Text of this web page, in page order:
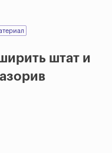
штат и